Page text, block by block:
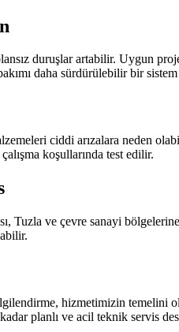
duruşlar artabilir. Uygun
daha sürdürülebilir bir
ciddi arızalara
koşullarında test edilir.
Tuzla ve çevre sanayi
hizmetimizin
planlı ve acil teknik servis